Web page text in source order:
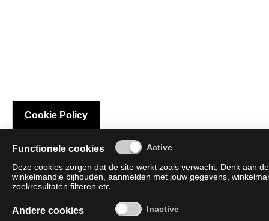
Cookie Policy
Functionele cookies
Deze cookies zorgen dat de site werkt zoals verwacht; Denk aan
winkelmandje bijhouden, aanmelden met jouw gegevens,
zoekresultaten filteren etc.
Andere cookies